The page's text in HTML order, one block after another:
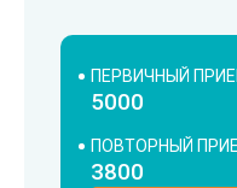
ПЕРВИЧНЫЙ
5000
ПОВТОРНЫЙ
3800